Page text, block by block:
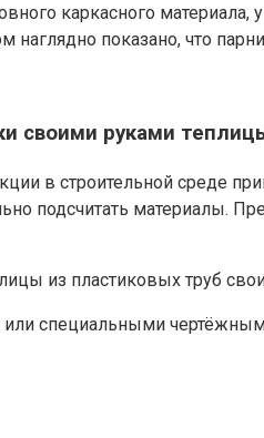
каркасного
показано, что
своими руками
в строительной среде
подсчитать материалы.
из пластиковых труб
специальными